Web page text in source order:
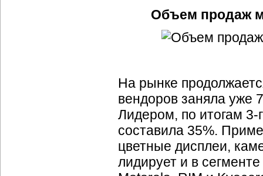
Объем продаж
На рынке
вендоров заняла уже
Лидером, по итогам 3-
составила 35%.
цветные дисплеи,
лидирует и в